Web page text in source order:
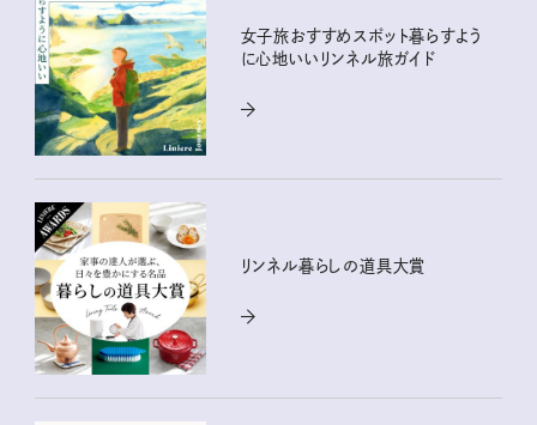
女子旅おすすめスポット暮らすよう
に心地いいリンネル旅ガイド
リンネル暮らしの道具大賞